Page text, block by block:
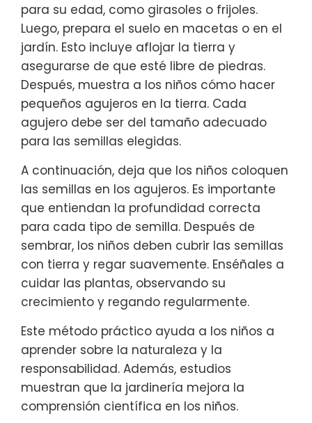
para su edad, como girasoles o frijoles.
Luego, prepara el suelo en macetas o en el
jardín. Esto incluye aflojar la tierra y
asegurarse de que esté libre de piedras.
Después, muestra a los niños cómo hacer
pequeños agujeros en la tierra. Cada
agujero debe ser del tamaño adecuado
para las semillas elegidas.
A continuación, deja que los niños coloquen
las semillas en los agujeros. Es importante
que entiendan la profundidad correcta
para cada tipo de semilla. Después de
sembrar, los niños deben cubrir las semillas
con tierra y regar suavemente. Enséñales a
cuidar las plantas, observando su
crecimiento y regando regularmente.
Este método práctico ayuda a los niños a
aprender sobre la naturaleza y la
responsabilidad. Además, estudios
muestran que la jardinería mejora la
comprensión científica en los niños.